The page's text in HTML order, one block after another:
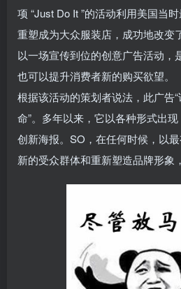
项 “Just Do It ”的活动利用美国当
重塑成为大众服装店，成功地改变
以一场宣传到位的创意广告活动，
也可以提升消费者新的购买欲望。
根据该活动的策划者说法，此广告
命”。多年以来，它以各种形式出
创新海报。SO，在任何时候，以
新的受众群体和重新塑造品牌形象